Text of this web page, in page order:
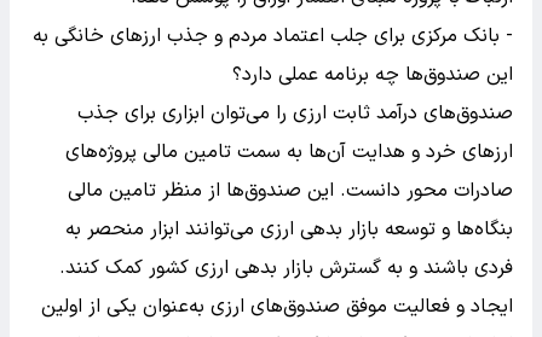
- بانک مرکزی برای جلب اعتماد مردم و جذب ارزهای خانگی به
این صندوق‌ها چه برنامه عملی دارد؟
صندوق‌های درآمد ثابت ارزی را می‌توان ابزاری برای جذب
ارزهای خرد و هدایت آن‌ها به سمت تامین مالی پروژه‌های
صادرات‌ محور دانست. این صندوق‌ها از منظر تامین مالی
بنگاه‌ها و توسعه بازار بدهی ارزی می‌توانند ابزار منحصر به‌
فردی باشند و به گسترش بازار بدهی ارزی کشور کمک کنند.
ایجاد و فعالیت موفق صندوق‌های ارزی به‌عنوان یکی از اولین